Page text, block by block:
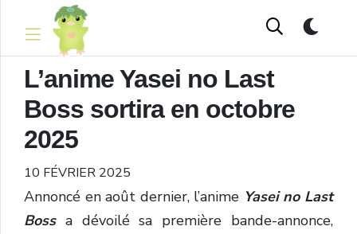
L’anime Yasei no Last
Boss sortira en octobre
2025
10 FÉVRIER 2025
Annoncé en août dernier, l’anime Yasei no Last
Bossa dévoilé sa première bande-annonce,